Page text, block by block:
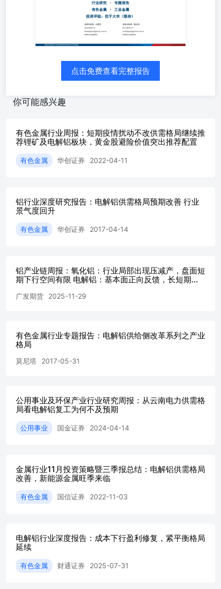
88005312liumengluan@guosen.com.cnS0980520040001 摘要
铝土矿：廉价易得，供应过于集中，主产国将收紧供给。铝
元素分布广泛，在地壳当中含量仅次与氧和硅、高于铁，静
买加储量占全球72%。中国铝土矿对外依存度接近80%，且
高度依赖几内亚。几内亚将收紧铝土矿出口，一是为了提高
铝土矿价格，二是以此为抓手敦促矿企在本土延伸产业链。
铝产业链各环节利润可能要重新分配；如果影响到氧化铝供
格局，难以挤占电解铝利润。2017年电解铝行业供给侧结构
性改革后，电解铝产能无序、快速扩张的势头被遏制，但是
氧化铝行业并未进行供给侧结构性改革，氧化铝产能仍旧持
续扩张。2017年以后，氧化铝行业开始呈现过剩格局，氧化
剩。 国内产能天花板严格约束，印尼部分产能快速投放。
近几年以来，随着行业供需格局改善，企业抢抓历史机遇，
力求在高利润周期内实现高产，探索强化电流提高产量的路
径。目前来看电流强度超出设计值1%-2%是可行的。随着
中东电解铝停产影响，预计全球铝产量同比略微下降；2027
年中东产能复产，叠加印尼项目集中投产放量，2027年全球
全球电解铝增速为2.3%，低于“十四五”期间2.5%年均增
能扩张打个折扣，那么未来5年全球铝供给增速大概率低于
2%。虽然2027年供给增速较大，但拉长周期，没有特别大
速平稳。过去15年全球原铝需求CAGR为4.1%，其中中国为
随经济总体景气度波动。最近几年，传统领域如地产需求大
幅下滑，但是光伏、新能源汽车等新兴行业，以及铝材出
口，有效拉动了铝需求，需求的周期性波动比以前小了。
电解铝企业横向对比。全球电解铝企业全部采用熔盐电解法
显的折价或者溢价。我们从成本、产业链配套、税率、分红
等方面做了对比。 相关标的：中国铝业、中国宏桥、宏桥
业、创新实业、新疆众和、焦作万方 风险提示：其他材料
04 铝土矿：廉价易得，但供应过于集中 全球铝土矿资源不
于铁。根据美国地质调查局数据，2025年全球铝土矿储量
290亿吨，按照每年消耗4.4亿吨测算，静态可采年限还有66
点击免费查看完整报告
你可能感兴趣
有色金属行业周报：短期疫情扰动不改供需格局继续推
荐锂矿及电解铝板块，黄金股避险价值突出推荐配置
有色金属 华创证券 2022-04-11
铝行业深度研究报告：电解铝供需格局预期改善 行业
景气度回升
有色金属 华创证券 2017-04-14
铝产业链周报：氧化铝：行业局部出现压减产，盘面短
期下行空间有限 电解铝：基本面正向反馈，长短期逻
荡，废铝供应紧张格局未改
广发期货 2025-11-29
有色金属行业专题报告：电解铝供给侧改革系列之产业
格局
莫尼塔 2017-05-31
公用事业及环保产业行业研究周报：从云南电力供需格
局看电解铝复工为何不及预期
公用事业 国金证券 2024-04-14
金属行业11月投资策略暨三季报总结：电解铝供需格局
改善，新能源金属旺季来临
有色金属 国信证券 2022-11-03
电解铝行业深度报告：成本下行盈利修复，紧平衡格局
延续
有色金属 财通证券 2025-07-31